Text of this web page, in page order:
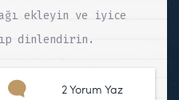
ekleyin ve iyice
dinlendirin.
2 Yorum Yaz